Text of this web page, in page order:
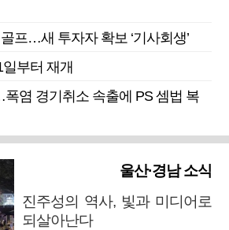
프…새 투자자 확보 ‘기사회생’
부터 재개
염 경기취소 속출에 PS 셈법 복
울산·경남 소식
진주성의 역사, 빛과 미디어로
되살아난다